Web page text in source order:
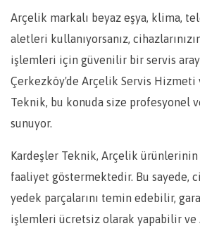
Arçelik markalı beyaz eşya, klima,
aletleri kullanıyorsanız,
işlemleri için güvenilir bir servis
Çerkezköy'de Arçelik Servis Hizmeti
Teknik, bu konuda size profesyonel
sunuyor.
Kardeşler Teknik, Arçelik
faaliyet göstermektedir. Bu sayede,
yedek parçalarını temin edebilir,
işlemleri ücretsiz olarak yapabilir ve